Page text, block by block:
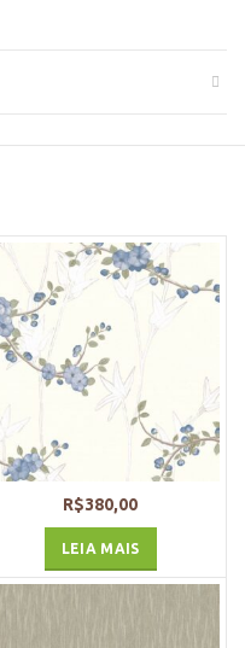
R$380,00
LEIA MAIS